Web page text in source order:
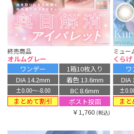
終売商品
オルムグレー
ワンデー
1箱10枚入り
DIA 14.2mm
着色 13.6mm
±0.00〜-8.00
BC 8.6mm
まとめて割引
ポスト投函
￥1,760 (税込)
ミュー
くらげ
DIA
ま